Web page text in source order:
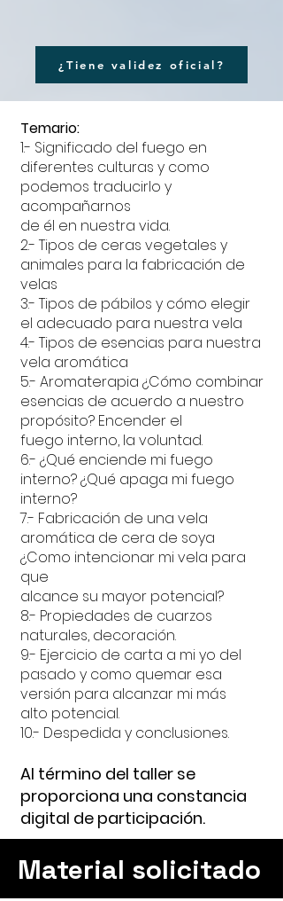
¿Tiene validez oficial?
Temario:
1.- Significado del fuego en
diferentes culturas y como
podemos traducirlo y
acompañarnos
de él en nuestra vida.
2.- Tipos de ceras vegetales y
animales para la fabricación de
velas
3.- Tipos de pábilos y cómo elegir
el adecuado para nuestra vela
4.- Tipos de esencias para nuestra
vela aromática
5.- Aromaterapia ¿Cómo combinar
esencias de acuerdo a nuestro
propósito? Encender el
fuego interno, la voluntad.
6.- ¿Qué enciende mi fuego
interno? ¿Qué apaga mi fuego
interno?
7.- Fabricación de una vela
aromática de cera de soya
¿Como intencionar mi vela para
que
alcance su mayor potencial?
8.- Propiedades de cuarzos
naturales, decoración.
9.- Ejercicio de carta a mi yo del
pasado y como quemar esa
versión para alcanzar mi más
alto potencial.
10.- Despedida y conclusiones.
Al término del taller se
proporciona una constancia
digital de participación.
Material solicitado